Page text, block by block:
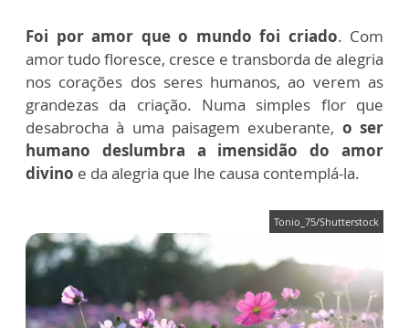
Foi por amor que o mundo foi criado. Com
amor tudo floresce, cresce e transborda de alegria
nos corações dos seres humanos, ao verem as
grandezas da criação. Numa simples flor que
desabrocha à uma paisagem exuberante, o ser
humano deslumbra a imensidão do amor
divino e da alegria que lhe causa contemplá-la.
Tonio_75/Shutterstock